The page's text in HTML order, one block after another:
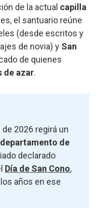
de la actual capilla
el santuario reúne
(desde escritos y
de novia) y San
de quienes
de azar.
de 2026 regirá un
departamento de
declarado
Día de San Cono,
años en ese